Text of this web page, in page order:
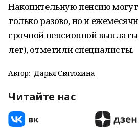
Накопительную пенсию
только разово, но и
срочной пенсионной выплаты
лет), отметили специалисты.
Автор: Дарья Святохина
Читайте нас